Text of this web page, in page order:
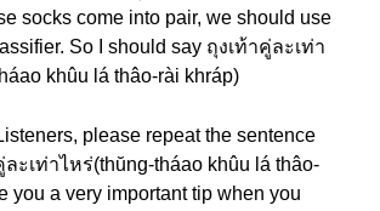
socks come into pair, we should use
So I should say ถุงเท้าคู่ละเท่า
khûu lá thâo-rài khráp)
please repeat the sentence
ละเท่าไหร่(thŭng-tháao khûu lá thâo-
you a very important tip when you